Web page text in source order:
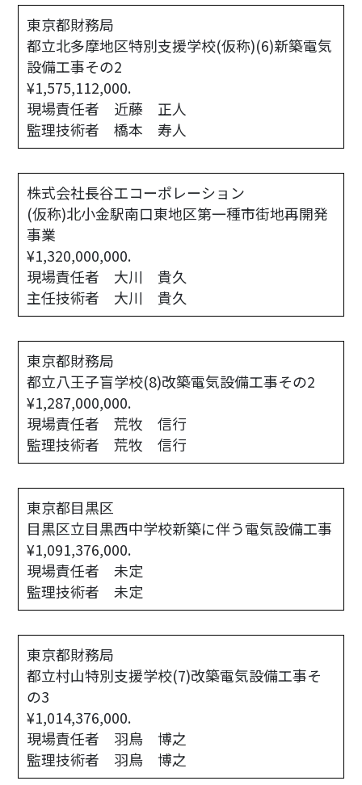
東京都財務局
都立北多摩地区特別支援学校(仮称)(6)新築電気
設備工事その2
¥1,575,112,000.
現場責任者 近藤 正人
監理技術者 橋本 寿人
株式会社長谷工コーポレーション
(仮称)北小金駅南口東地区第一種市街地再開発
事業
¥1,320,000,000.
現場責任者 大川 貴久
主任技術者 大川 貴久
東京都財務局
都立八王子盲学校(8)改築電気設備工事その2
¥1,287,000,000.
現場責任者 荒牧 信行
監理技術者 荒牧 信行
東京都目黒区
目黒区立目黒西中学校新築に伴う電気設備工事
¥1,091,376,000.
現場責任者 未定
監理技術者 未定
東京都財務局
都立村山特別支援学校(7)改築電気設備工事そ
の3
¥1,014,376,000.
現場責任者 羽鳥 博之
監理技術者 羽鳥 博之